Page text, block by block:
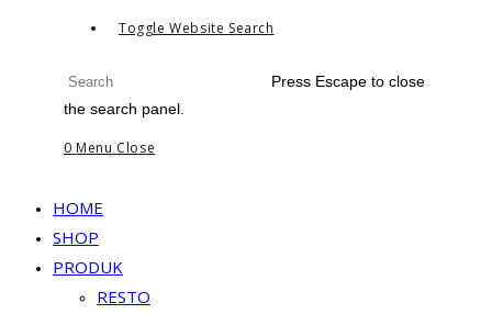
Toggle Website Search
Press Escape to close
the search panel.
0 Menu Close
HOME
SHOP
PRODUK
RESTO